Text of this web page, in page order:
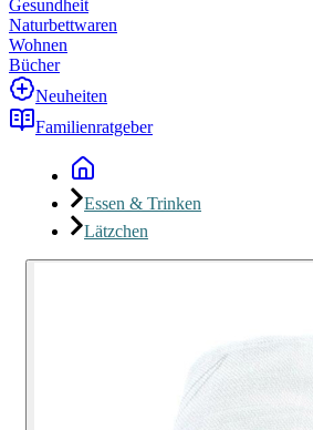
Gesundheit
Naturbettwaren
Wohnen
Bücher
Neuheiten
Familienratgeber
Essen & Trinken
Lätzchen